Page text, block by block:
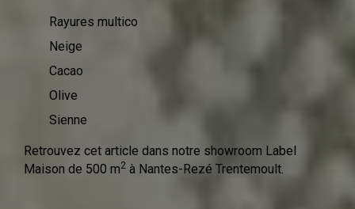
Rayures multico
Neige
Cacao
Olive
Sienne
Retrouvez cet article dans notre showroom Label
Maison de 500 m2 à Nantes-Rezé Trentemoult.